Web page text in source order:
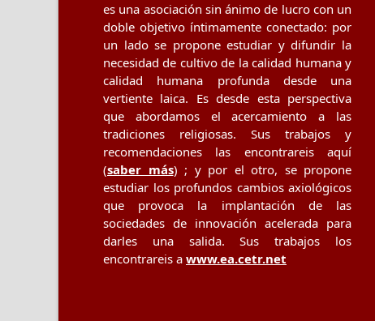
es una asociación sin ánimo de lucro con un
doble objetivo íntimamente conectado: por
un lado se propone estudiar y difundir la
necesidad de cultivo de la calidad humana y
calidad humana profunda desde una
vertiente laica. Es desde esta perspectiva
que abordamos el acercamiento a las
tradiciones religiosas. Sus trabajos y
recomendaciones las encontrareis aquí
(saber más) ; y por el otro, se propone
estudiar los profundos cambios axiológicos
que provoca la implantación de las
sociedades de innovación acelerada para
darles una salida. Sus trabajos los
encontrareis a www.ea.cetr.net